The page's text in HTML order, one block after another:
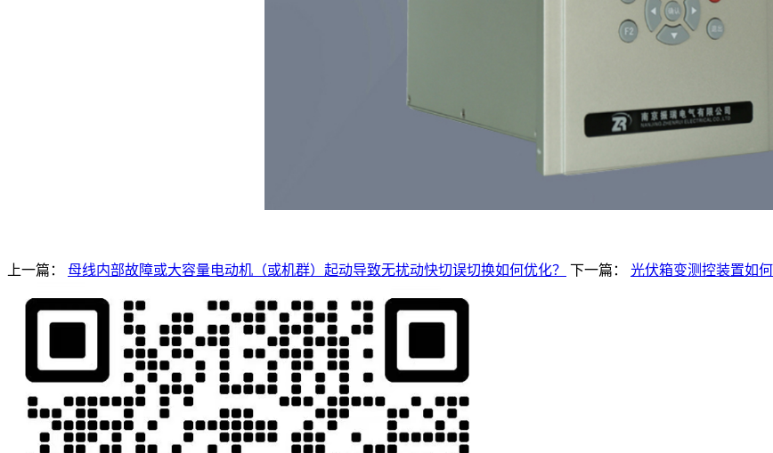
上一篇： 母线内部故障或大容量电动机（或机群）起动导致无扰动快切误切换如何优化？ 下一篇： 光伏箱变测控装置如